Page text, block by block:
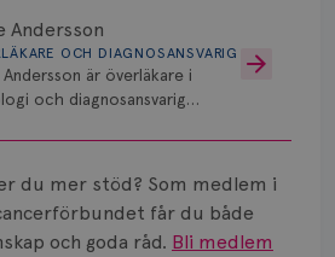
Andersson
OCH DIAGNOSANSVARIG
Andersson är överläkare i
och diagnosansvarig
i Umeå.
du mer stöd? Som medlem i
får du både
och goda råd. Bli medlem